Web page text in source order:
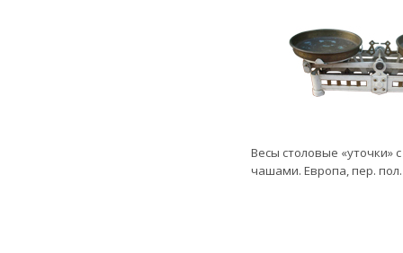
Весы столовые «уточки»
чашами. Европа, пер.